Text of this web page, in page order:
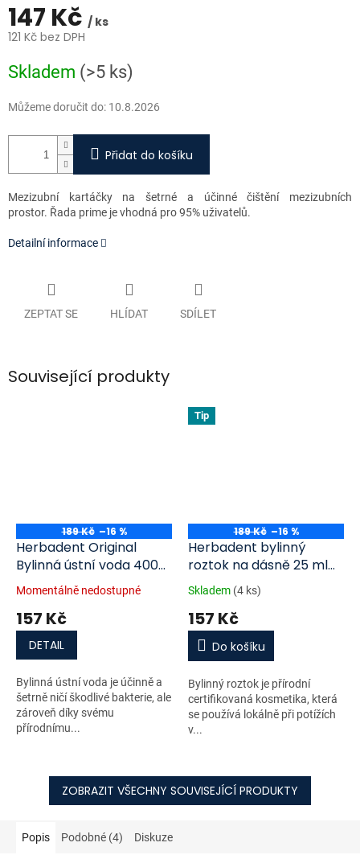
147 Kč / ks
121 Kč bez DPH
cena:
Skladem (>5 ks)
Můžeme doručit do: 10.8.2026
Přidat do košíku
Mezizubní kartáčky na šetrné a účinné čištění mezizubních
prostor. Řada prime je vhodná pro 95% uživatelů.
Detailní informace
ZEPTAT SE HLÍDAT SDÍLET
Související produkty
189 Kč –16 %
Herbadent Original
Bylinná ústní voda 400
ml
Momentálně nedostupné
157 Kč
DETAIL
Bylinná ústní voda je účinně a
šetrně ničí škodlivé bakterie, ale
zároveň díky svému
přírodnímu...
Tip
189 Kč –16 %
Herbadent bylinný
roztok na dásně 25 ml
bez krabičky
Skladem (4 ks)
157 Kč
Do košíku
Bylinný roztok je přírodní
certifikovaná kosmetika, která
se používá lokálně při potížích
v...
ZOBRAZIT VŠECHNY SOUVISEJÍCÍ PRODUKTY
Popis Podobné (4) Diskuze